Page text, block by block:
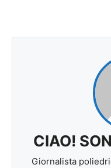
CIAO!
Giornalista